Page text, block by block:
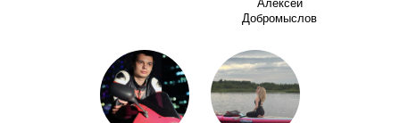
Алексей
Добромыслов